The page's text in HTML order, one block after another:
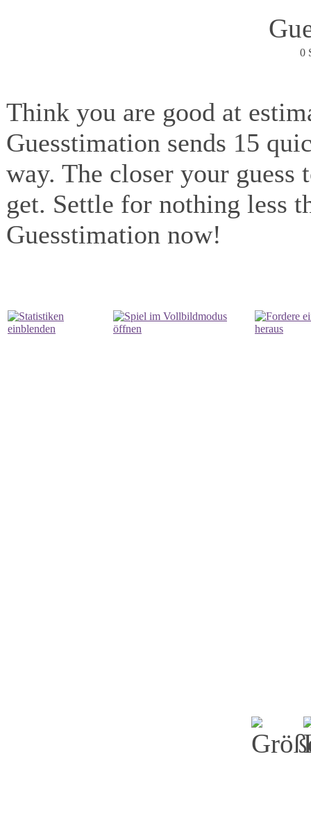
0
Think you are good at
Guesstimation sends 15
way. The closer your guess
get. Settle for nothing less
Guesstimation now!